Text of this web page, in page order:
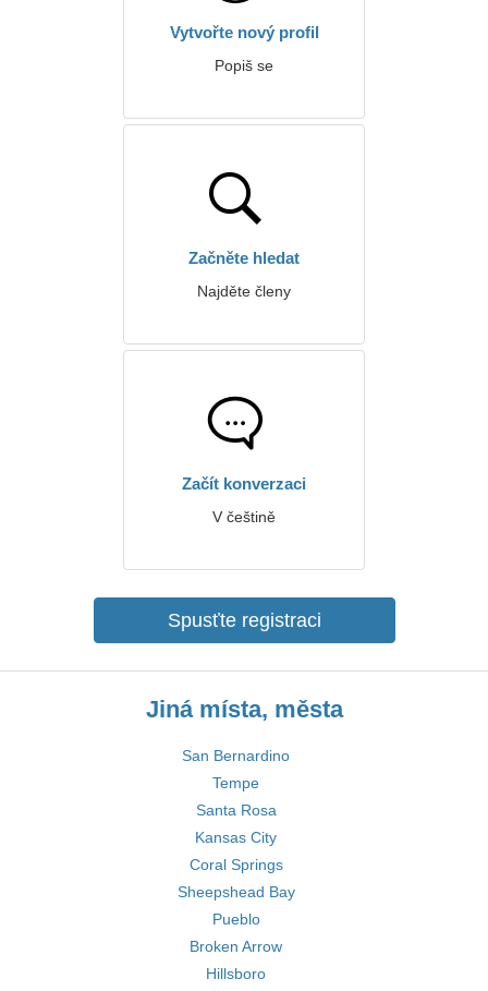
Vytvořte nový profil
Popiš se
Začněte hledat
Najděte členy
Začít konverzaci
V češtině
Spusťte registraci
Jiná místa, města
San Bernardino
Tempe
Santa Rosa
Kansas City
Coral Springs
Sheepshead Bay
Pueblo
Broken Arrow
Hillsboro